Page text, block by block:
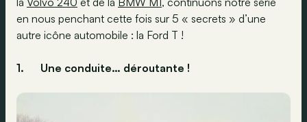
en nous penchant cette fois sur 5 « secrets » d’une
autre icône automobile : la Ford T !
1. Une conduite… déroutante !